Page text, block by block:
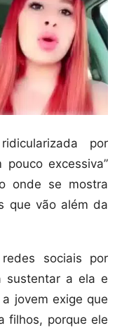
por
excessiva”
onde se mostra
que vão além da
sociais por
sustentar a ela e
jovem exige que
filhos, porque ele